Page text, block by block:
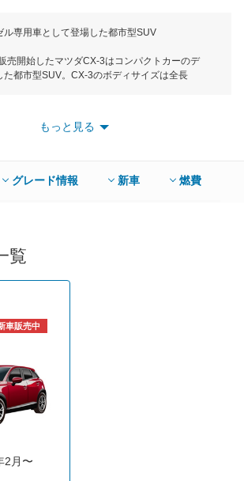
ル専用車として登場した都市型SUV
売開始したマツダCX-3はコンパクトカーのデ
た都市型SUV。CX-3のボディサイズは全長
圧倒的な存在感のあるプロポーションを実現。
ないほど、ディテールの造り込みにも徹底的に
搭載されている「SKYACTIV-D」と呼ばれる
モードで25.0km/Lを実現している。ま
ンジン独特のノック音を抑制する「ナチュラル
ー」がオプションで設定され高い静粛性が特徴
世代4WDシステムはタイヤスリップなどをリ
化する路面状況を予測してその変化に応じて
積極的にコントロールするスグレモノだ。そ
載している。2015年12月に一部改良を行い、
ルエンジンの静粛性や応答性能を向上させる制
サスペンションや電動パワーステアリングに
定性と乗り心地を向上させている。2016年
これによって体の揺れが減り乗り心地が向上し
ペンションなどの変更により操縦安定性と乗
もっと見る
グレード情報 新車 燃費
覧
車販売中
2月〜